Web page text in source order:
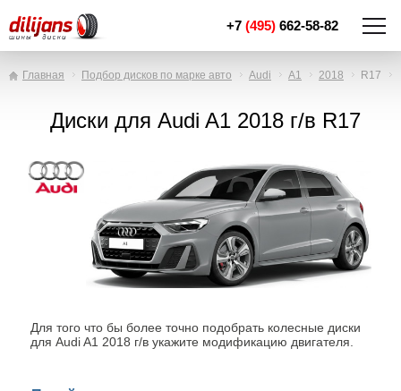
+7 (495) 662-58-82
Главная Подбор дисков по марке авто Audi A1 2018 R17
Диски для Audi A1 2018 г/в R17
Для того что бы более точно подобрать колесные диски
для Audi A1 2018 г/в укажите модификацию двигателя.